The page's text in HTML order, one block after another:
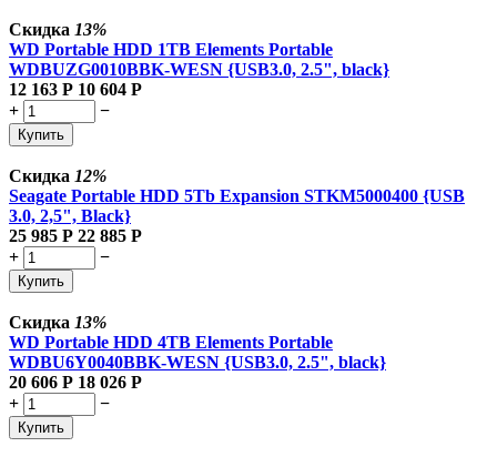
Скидка 13%
WD Portable HDD 1TB Elements Portable
WDBUZG0010BBK-WESN {USB3.0, 2.5", black}
12 163 Р 10 604 Р
+
−
Купить
Скидка 12%
Seagate Portable HDD 5Tb Expansion STKM5000400 {USB
3.0, 2,5", Black}
25 985 Р 22 885 Р
+
−
Купить
Скидка 13%
WD Portable HDD 4TB Elements Portable
WDBU6Y0040BBK-WESN {USB3.0, 2.5", black}
20 606 Р 18 026 Р
+
−
Купить